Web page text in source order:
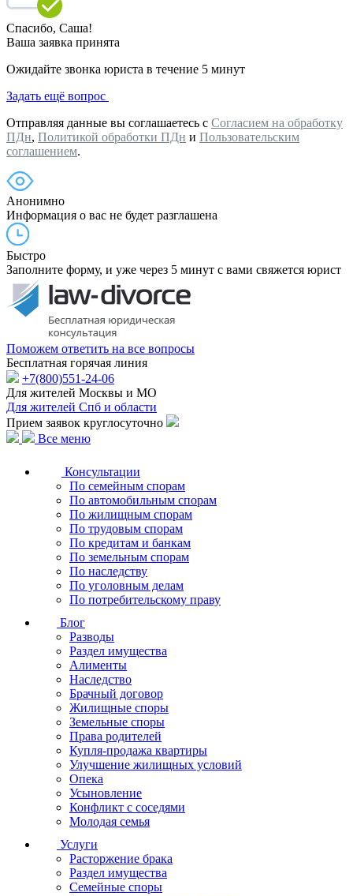
Спасибо, Саша!
Ваша заявка принята
Ожидайте звонка юриста в течение 5 минут
Задать ещё вопрос
Отправляя данные вы соглашаетесь с Согласием на обработку
ПДн, Политикой обработки ПДн и Пользовательским
соглашением.
Анонимно
Информация о вас не будет разглашена
Быстро
Заполните форму, и уже через 5 минут с вами свяжется юрист
Поможем ответить на все вопросы
Бесплатная горячая линия
+7(800)551-24-06
Для жителей Москвы и МО
Для жителей Спб и области
Прием заявок круглосуточно
Все меню
Консультации
По семейным спорам
По автомобильным спорам
По жилищным спорам
По трудовым спорам
По кредитам и банкам
По земельным спорам
По наследству
По уголовным делам
По потребительскому праву
Блог
Разводы
Раздел имущества
Алименты
Наследство
Брачный договор
Жилищные споры
Земельные споры
Права родителей
Купля-продажа квартиры
Улучшение жилищных условий
Опека
Усыновление
Конфликт с соседями
Молодая семья
Услуги
Расторжение брака
Раздел имущества
Семейные споры